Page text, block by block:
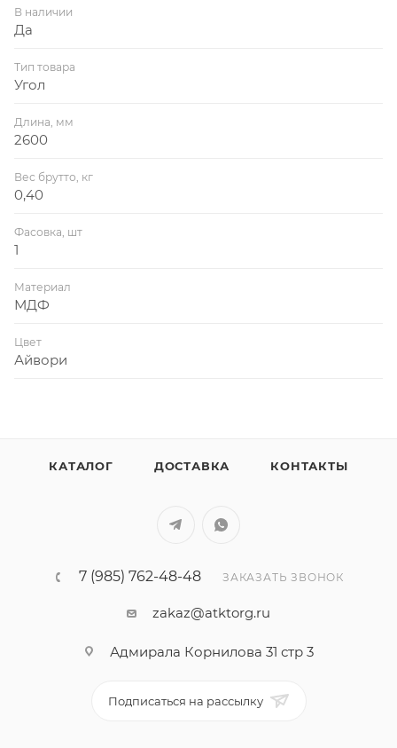
В наличии
Да
Тип товара
Угол
Длина, мм
2600
Вес брутто, кг
0,40
Фасовка, шт
1
Материал
МДФ
Цвет
Айвори
КАТАЛОГ ДОСТАВКА КОНТАКТЫ
7 (985) 762-48-48 ЗАКАЗАТЬ ЗВОНОК
zakaz@atktorg.ru
Адмирала Корнилова 31 стр 3
Подписаться на рассылку